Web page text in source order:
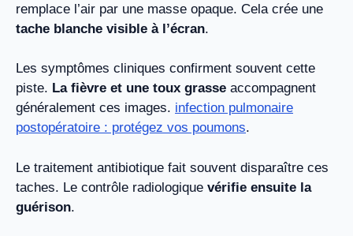
remplace l’air par une masse opaque. Cela crée une
tache blanche visible à l’écran.
Les symptômes cliniques confirment souvent cette
piste. La fièvre et une toux grasse accompagnent
généralement ces images. infection pulmonaire
postopératoire : protégez vos poumons.
Le traitement antibiotique fait souvent disparaître ces
taches. Le contrôle radiologique vérifie ensuite la
guérison.